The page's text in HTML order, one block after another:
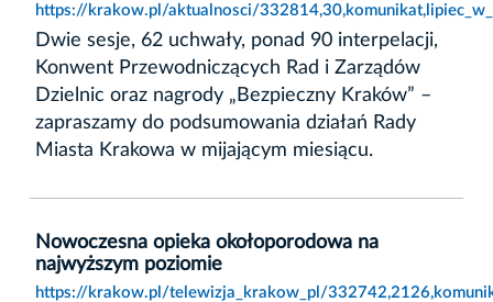
https://krakow.pl/aktualnosci/
Dwie sesje, 62 uchwały, ponad 90 interpelacji,
Konwent Przewodniczących Rad i Zarządów
Dzielnic oraz nagrody „Bezpieczny Kraków” –
zapraszamy do podsumowania działań Rady
Miasta Krakowa w mijającym miesiącu.
Nowoczesna opieka okołoporodowa na
najwyższym poziomie
https://krakow.pl/telewizja_krakow_pl/